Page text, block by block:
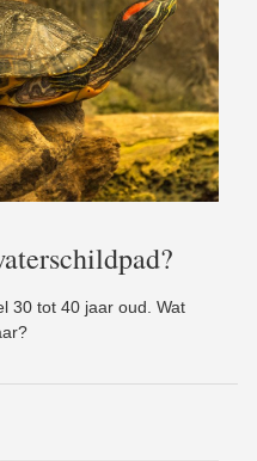
30 tot 40 jaar oud. Wat